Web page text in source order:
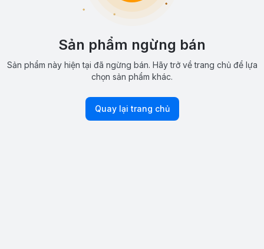
Sản phẩm ngừng bán
Sản phẩm này hiện tại đã ngừng bán. Hãy trở về trang chủ để lựa
chọn sản phẩm khác.
Quay lại trang chủ